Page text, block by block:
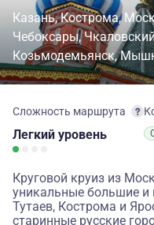
Казань Кострома
Чебоксары
Козьмодемьянск
Сложность маршрута
Легкий уровень
Круговой круиз из
уникальные большие и
Тутаев, Кострома и
старинные русские